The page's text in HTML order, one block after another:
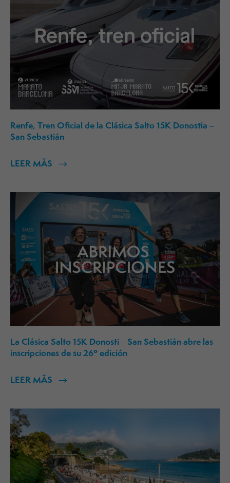
Renfe, Tren Oficial de la Clásica Salto 15K Donostia –
San Sebastián
LEER MÁS
La Clásica Salto 15K Donosti – San Sebastián abre las
inscripciones de su 26º edición
LEER MÁS